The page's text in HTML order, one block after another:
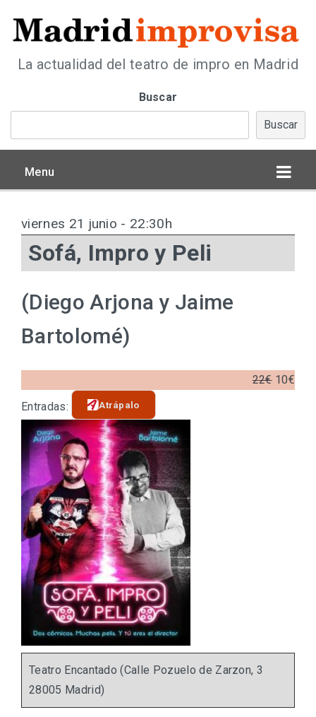
La actualidad del teatro de impro en Madrid
Buscar
Buscar
Menu
viernes 21 junio - 22:30h
Sofá, Impro y Peli
(Diego Arjona y Jaime
Bartolomé)
22€10€
Entradas:
Atrápalo
Teatro Encantado (Calle Pozuelo de Zarzon, 3
28005 Madrid)